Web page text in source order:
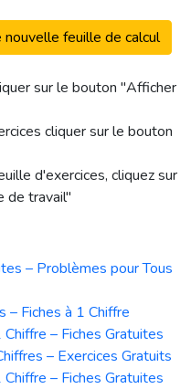
nouvelle feuille de calcul
sur le bouton "Afficher
cliquer sur le bouton
d'exercices, cliquez sur
de travail"
– Problèmes pour Tous
– Fiches à 1 Chiffre
– Fiches Gratuites
– Exercices Gratuits
– Fiches Gratuites